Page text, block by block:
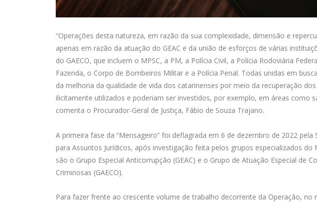
“Operações desta natureza, em razão da sua complexidade, dimensão e
apenas em razão da atuação do GEAC e da união de esforços de várias
do GAECO, que incluem o MPSC, a PM, a Polícia Civil, a Polícia Rodoviária
Fazenda, o Corpo de Bombeiros Militar e a Polícia Penal. Todas unidas em
da melhoria da qualidade de vida dos catarinenses por meio da recuperação
ilicitamente utilizados e poderiam ser investidos, por exemplo, em áreas como
comenta o Procurador-Geral de Justiça, Fábio de Souza Trajano.
A primeira fase da “Mensageiro” foi deflagrada em 6 de dezembro de 2022 pela
para Assuntos Jurídicos, após investigação feita pelos grupos especializados do
são o Grupo Especial Anticorrupção (GEAC) e o Grupo de Atuação Especial de
Criminosas (GAECO).
Para fazer frente ao crescente volume de trabalho decorrente da Operação, no